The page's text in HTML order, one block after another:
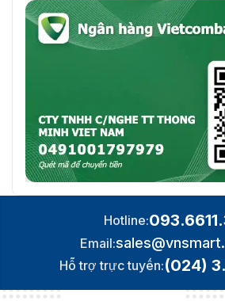
Hotline:
Email:
Hỗ trợ trực tuyến:(024)